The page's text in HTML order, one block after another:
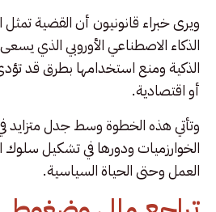
ويرى خبراء قانونيون أن القضية تمثل
الذكاء الاصطناعي الأوروبي الذي
الذكية ومنع استخدامها بطرق قد
أو اقتصادية.
وتأتي هذه الخطوة وسط جدل متزايد
الخوارزميات ودورها في تشكيل
العمل وحتى الحياة السياسية.